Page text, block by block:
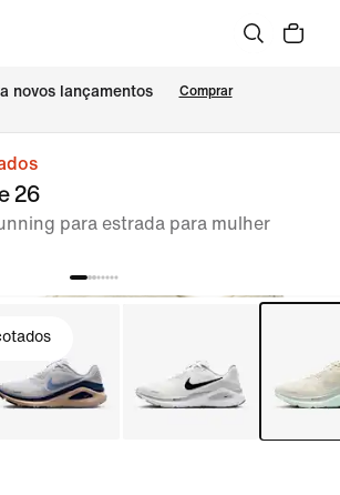
novos lançamentos Comprar
26
para estrada para mulher